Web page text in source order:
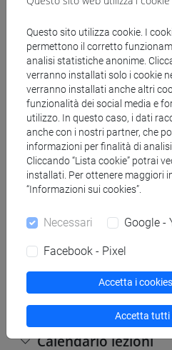
Genera
Copia questo URL per
Calendar:
https://www.unive.it/data/
cache=-1&afid=502227
Orario settimanale
Calendario lezioni
Questo sito utilizza cookie. I
permettono il corretto
analisi statistiche anonime.
verranno installati solo i cookie
verranno installati anche altri
funzionalità dei social media e
utilizzo. In questo caso, i dati
anche con i nostri partner, che
informazioni per finalità di
Cliccando “Lista cookie” potrai
installati. Per ottenere maggiori
“Informazioni sui cookies”.
Necessari Google -
Facebook - Pixel
Accetta i
Accetta tutti